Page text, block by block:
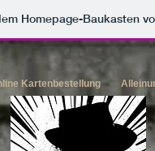
Homepage-Baukasten
Kartenbestellung